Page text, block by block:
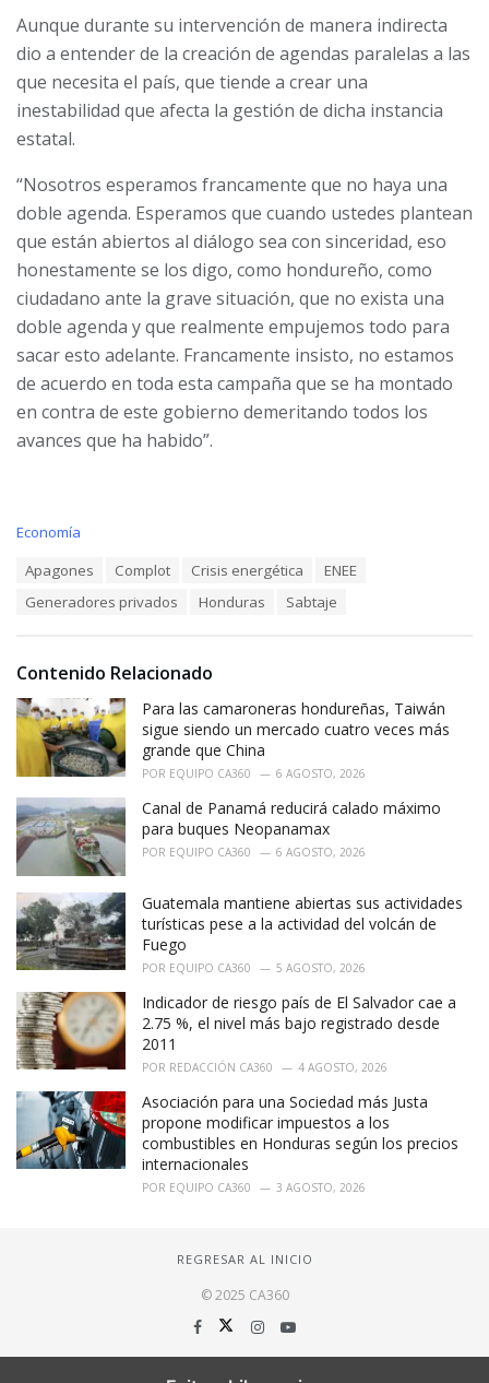
— Erick Tejada SEN (@carbajal_tejada)June 14, 2023
Aunque durante su intervención de manera indirecta
dio a entender de la creación de agendas paralelas a las
que necesita el país, que tiende a crear una
inestabilidad que afecta la gestión de dicha instancia
estatal.
“Nosotros esperamos francamente que no haya una
doble agenda. Esperamos que cuando ustedes plantean
que están abiertos al diálogo sea con sinceridad, eso
honestamente se los digo, como hondureño, como
ciudadano ante la grave situación, que no exista una
doble agenda y que realmente empujemos todo para
sacar esto adelante. Francamente insisto, no estamos
de acuerdo en toda esta campaña que se ha montado
en contra de este gobierno demeritando todos los
avances que ha habido”.
C
i
s
Economía
Apagones Complot Crisis energética
ENEE
Generadores privados
Honduras Sabtaje
Contenido Relacionado
Para las camaroneras hondureñas, Taiwán
sigue siendo un mercado cuatro veces más
grande que China
POR EQUIPO CA360 6 AGOSTO, 2026
Canal de Panamá reducirá calado máximo
para buques Neopanamax
POR EQUIPO CA360 6 AGOSTO, 2026
Guatemala mantiene abiertas sus actividades
turísticas pese a la actividad del volcán de
Fuego
POR EQUIPO CA360 5 AGOSTO, 2026
Indicador de riesgo país de El Salvador cae a
2.75 %, el nivel más bajo registrado desde
2011
POR REDACCIÓN CA360 4 AGOSTO, 2026
Asociación para una Sociedad más Justa
propone modificar impuestos a los
combustibles en Honduras según los precios
internacionales
POR EQUIPO CA360 3 AGOSTO, 2026
REGRESAR AL INICIO
© 2025 CA360